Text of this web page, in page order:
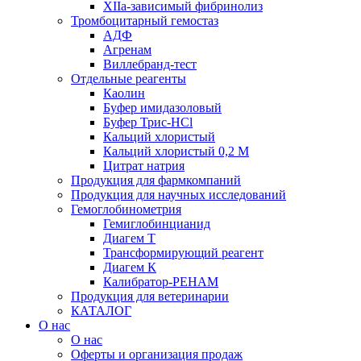
XIIа-зависимый фибринолиз
Тромбоцитарный гемостаз
АДФ
Агренам
Виллебранд-тест
Отдельные реагенты
Каолин
Буфер имидазоловый
Буфер Трис-HCl
Кальций хлористый
Кальций хлористый 0,2 М
Цитрат натрия
Продукция для фармкомпаний
Продукция для научных исследований
Гемоглобинометрия
Гемиглобинцианид
Диагем Т
Трансформирующий реагент
Диагем К
Калибратор-РЕНАМ
Продукция для ветеринарии
КАТАЛОГ
О нас
О нас
Оферты и организация продаж